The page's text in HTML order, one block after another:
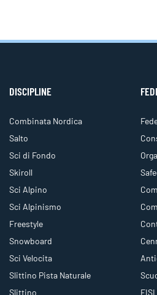
DISCIPLINE
Combinata Nordica
Salto
Sci di Fondo
Skiroll
Sci Alpino
Sci Alpinismo
Freestyle
Snowboard
Sci Velocita
Slittino Pista Naturale
Slittino